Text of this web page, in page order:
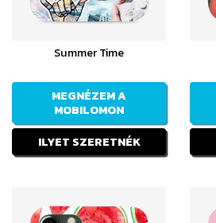
Summer Time
MEGNÉZEM A
MOBILOMON
ILYET SZERETNÉK